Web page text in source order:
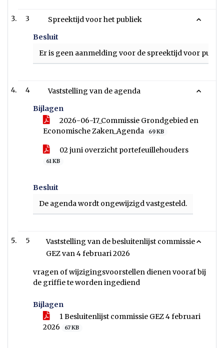
3
Spreektijd voor het publiek
Besluit
Er is geen aanmelding voor de spreektijd voor
4
Vaststelling van de agenda
Bijlagen
2026-06-17_Commissie Grondgebied en
Economische Zaken_Agenda
69 KB
02 juni overzicht portefeuillehouders
61 KB
Besluit
De agenda wordt ongewijzigd vastgesteld.
5
Vaststelling van de besluitenlijst commissie
GEZ van 4 februari 2026
vragen of wijzigingsvoorstellen dienen vooraf bij
de griffie te worden ingediend
Bijlagen
1 Besluitenlijst commissie GEZ 4 februari
2026
67 KB